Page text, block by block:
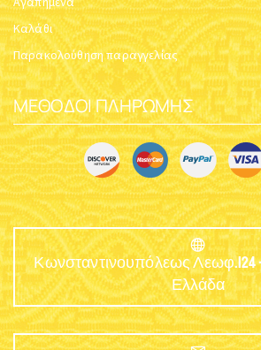
Καλάθι
Παρακολούθηση παραγγελίας
ΜΈΘΟΔΟΙ ΠΛΗΡΩΜΉΣ
Κωνσταντινουπόλεως Λεωφ.124 -
Ελλάδα